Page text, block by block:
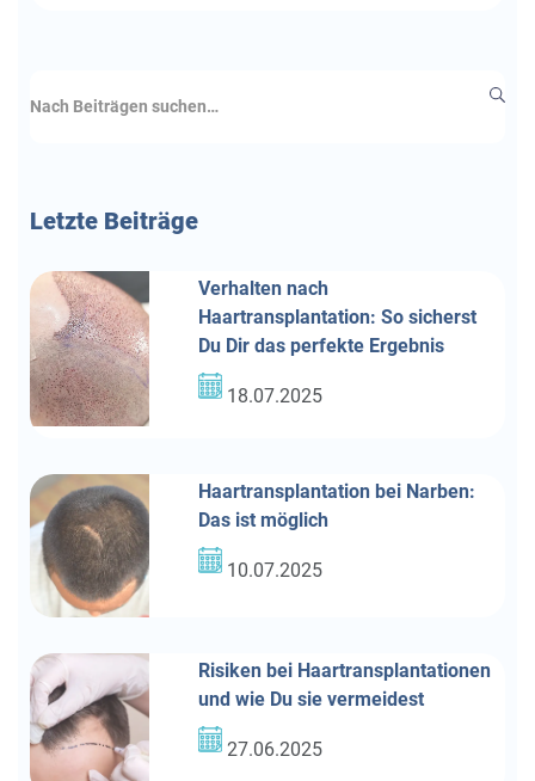
Letzte Beiträge
Verhalten nach
Haartransplantation: So sicherst
Du Dir das perfekte Ergebnis
18.07.2025
Haartransplantation bei Narben:
Das ist möglich
10.07.2025
Risiken bei Haartransplantationen
und wie Du sie vermeidest
27.06.2025